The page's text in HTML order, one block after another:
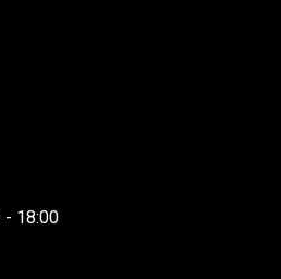
- 18:00